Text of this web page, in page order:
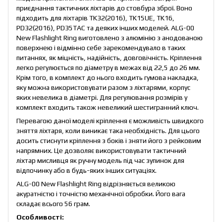
приєднання тактичних ліхтарів до стовбура зброї. Воно
підходить для ліхтарів TK32(2016), TK15UE, TK16,
PD32(2016), PD35TAC та деяких інших моделей. ALG-00
New Flashlight Ring виготовлено з алюмінію з анодованою
поверхнею і відмінно себе зарекомендувало в таких
питаннях, як міцність, надійність, довговічність. Кріплення
легко регулюється по діаметру в межах від 22,5 до 26 мм.
Крім того, в комплект до нього входить гумова накладка,
яку можна використовувати разом з ліхтарями, корпус
яких невелика в діаметрі. Для регулювання розмірів у
комплект входить також невеликий шестигранний ключ.
Перевагою даної моделі кріплення є можливість швидкого
зняття ліхтаря, коли виникає така необхідність. Для цього
досить стиснути кріплення з боків і зняти його з рейковим
напрямних. Це дозволяє використовувати тактичний
ліхтар мисливця як ручну модель під час зупинок для
відпочинку або в будь-яких інших ситуаціях.
ALG-00 New Flashlight Ring відрізняється великою
акуратністю і точністю механічної обробки. Його вага
складає всього 56 грам.
Особливості: